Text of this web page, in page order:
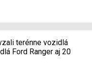
terénne vozidlá
Ford Ranger aj 20